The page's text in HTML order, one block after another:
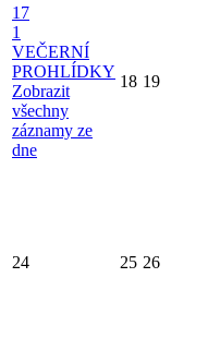
17
1
VEČERNÍ
PROHLÍDKY
Zobrazit
všechny
záznamy ze
dne
18 19
24 25 26